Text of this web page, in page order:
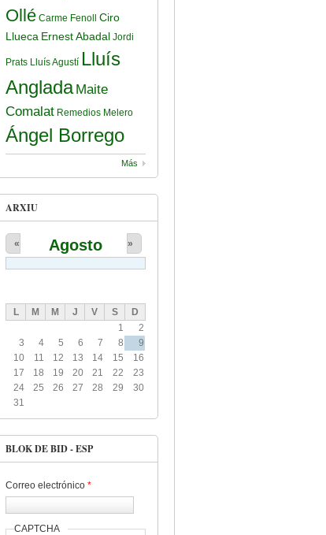
Ollé Carme Fenoll
Ciro
Llueca Ernest Abadal Jordi
Prats Lluís Agustí Lluís
Anglada Maite
Comalat Remedios Melero
Ángel Borrego
Más
ARXIU
Agosto
« »
L M M J V S
D
1
2
3
4 5 6 7 8
9
10
11 12 13 14 15
16
17
18 19 20 21 22
23
24
25 26 27 28 29
30
31
BLOK DE BID - ESP
Correo electrónico *
CAPTCHA